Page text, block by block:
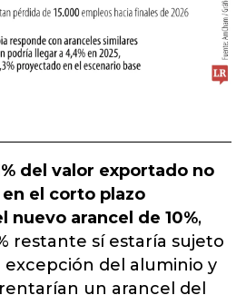
del valor exportado no
el corto plazo
nuevo arancel de 10%,
restante sí estaría sujeto
excepción del aluminio y
un arancel del